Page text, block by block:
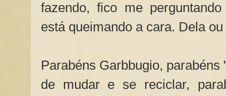
fazendo, fico me
está queimando a cara. Dela
Parabéns Garbbugio,
de mudar e se reciclar,